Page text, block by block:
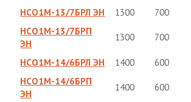
НСО1М-13/7БРЛ ЭН 1300
700
НСО1М-13/7БРП
ЭН
1300 700
НСО1М-14/6БРЛ ЭН 1400
600
НСО1М-14/6БРП
ЭН
1400 600